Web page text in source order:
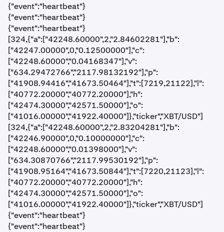
{"event":"heartbeat"}
{"event":"heartbeat"}
{"event":"heartbeat"}
[324,{"a":["42248.60000",2,"2.84602281"],"b":
["42247.00000",0,"0.12500000"],"c":
["42248.60000","0.04168347"],"v":
["634.29472766","2117.98132192"],"p":
["41908.94416","41673.50464"],"t":[7219,21122],"l":
["40772.20000","40772.20000"],"h":
["42474.30000","42571.50000"],"o":
["41016.00000","41922.40000"]},"ticker","XBT/USD"]
[324,{"a":["42248.60000",2,"2.83204281"],"b":
["42246.90000",0,"0.10000000"],"c":
["42248.60000","0.01398000"],"v":
["634.30870766","2117.99530192"],"p":
["41908.95164","41673.50844"],"t":[7220,21123],"l":
["40772.20000","40772.20000"],"h":
["42474.30000","42571.50000"],"o":
["41016.00000","41922.40000"]},"ticker","XBT/USD"]
{"event":"heartbeat"}
{"event":"heartbeat"}